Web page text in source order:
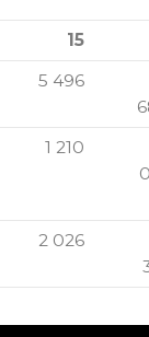
15
5 496
1 210
2 026